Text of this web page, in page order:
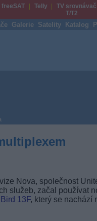
freeSAT Telly
TV srovnávač
T/T2
Galerie Satelity Katalog
Nova, společnost
služeb, začal používat
13F, který se nachází